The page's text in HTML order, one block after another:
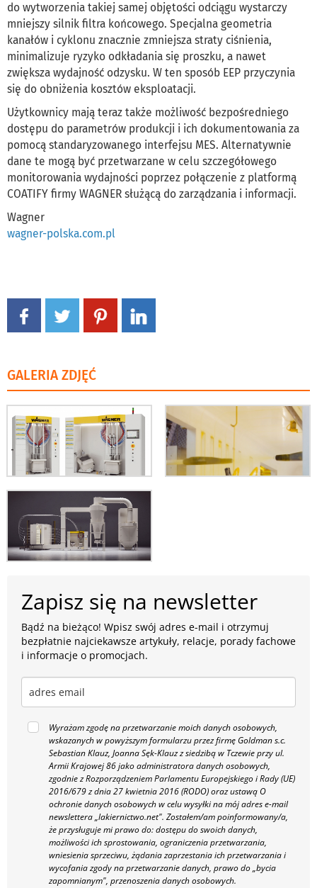
do wytworzenia takiej samej objętości odciągu wystarczy
mniejszy silnik filtra końcowego. Specjalna geometria
kanałów i cyklonu znacznie zmniejsza straty ciśnienia,
minimalizuje ryzyko odkładania się proszku, a nawet
zwiększa wydajność odzysku. W ten sposób EEP przyczynia
się do obniżenia kosztów eksploatacji.
Użytkownicy mają teraz także możliwość bezpośredniego
dostępu do parametrów produkcji i ich dokumentowania za
pomocą standaryzowanego interfejsu MES. Alternatywnie
dane te mogą być przetwarzane w celu szczegółowego
monitorowania wydajności poprzez połączenie z platformą
COATIFY firmy WAGNER służącą do zarządzania i informacji.
Wagner
wagner-polska.com.pl
GALERIA ZDJĘĆ
Zapisz się na newsletter
Bądź na bieżąco! Wpisz swój adres e-mail i otrzymuj
bezpłatnie najciekawsze artykuły, relacje, porady fachowe
i informacje o promocjach.
Wyrażam zgodę na przetwarzanie moich danych osobowych,
wskazanych w powyższym formularzu przez firmę Goldman s.c.
Sebastian Klauz, Joanna Sęk-Klauz z siedzibą w Tczewie przy ul.
Armii Krajowej 86 jako administratora danych osobowych,
zgodnie z Rozporządzeniem Parlamentu Europejskiego i Rady (UE)
2016/679 z dnia 27 kwietnia 2016 (RODO) oraz ustawą O
ochronie danych osobowych w celu wysyłki na mój adres e-mail
newslettera „lakiernictwo.net". Zostałem/am poinformowany/a,
że przysługuje mi prawo do: dostępu do swoich danych,
możliwości ich sprostowania, ograniczenia przetwarzania,
wniesienia sprzeciwu, żądania zaprzestania ich przetwarzania i
wycofania zgody na przetwarzanie danych, prawo do „bycia
zapomnianym", przenoszenia danych osobowych.